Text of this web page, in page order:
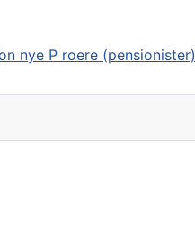
nye P roere (pensionister)